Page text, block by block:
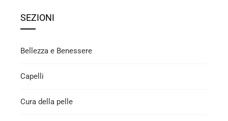
SEZIONI
Bellezza e Benessere
Capelli
Cura della pelle